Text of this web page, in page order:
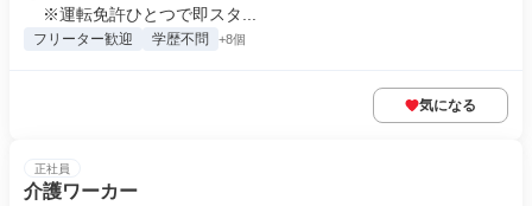
※運転免許ひとつで即スタ...
フリーター歓迎 学歴不問 +8個
気になる
正社員
介護ワーカー